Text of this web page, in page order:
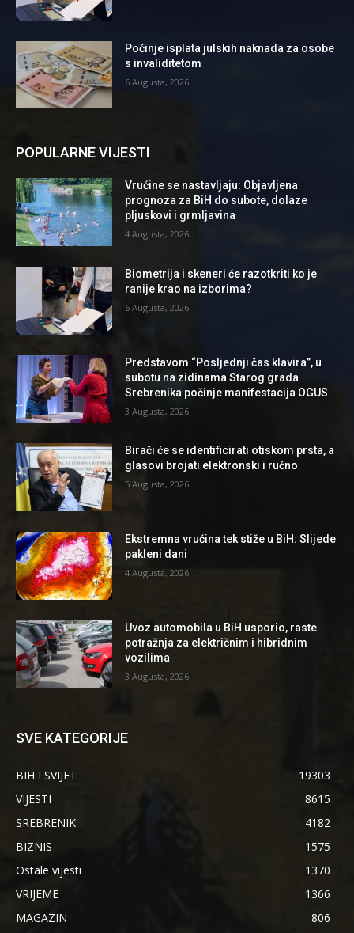
Počinje isplata julskih naknada za osobe
s invaliditetom
6 Augusta, 2026
POPULARNE VIJESTI
Vrućine se nastavljaju: Objavljena
prognoza za BiH do subote, dolaze
pljuskovi i grmljavina
4 Augusta, 2026
Biometrija i skeneri će razotkriti ko je
ranije krao na izborima?
6 Augusta, 2026
Predstavom “Posljednji čas klavira”, u
subotu na zidinama Starog grada
Srebrenika počinje manifestacija OGUS
3 Augusta, 2026
Birači će se identificirati otiskom prsta, a
glasovi brojati elektronski i ručno
5 Augusta, 2026
Ekstremna vrućina tek stiže u BiH: Slijede
pakleni dani
4 Augusta, 2026
Uvoz automobila u BiH usporio, raste
potražnja za električnim i hibridnim
vozilima
3 Augusta, 2026
SVE KATEGORIJE
BIH I SVIJET
19303
VIJESTI
8615
SREBRENIK
4182
BIZNIS
1575
Ostale vijesti
1370
VRIJEME
1366
MAGAZIN
806